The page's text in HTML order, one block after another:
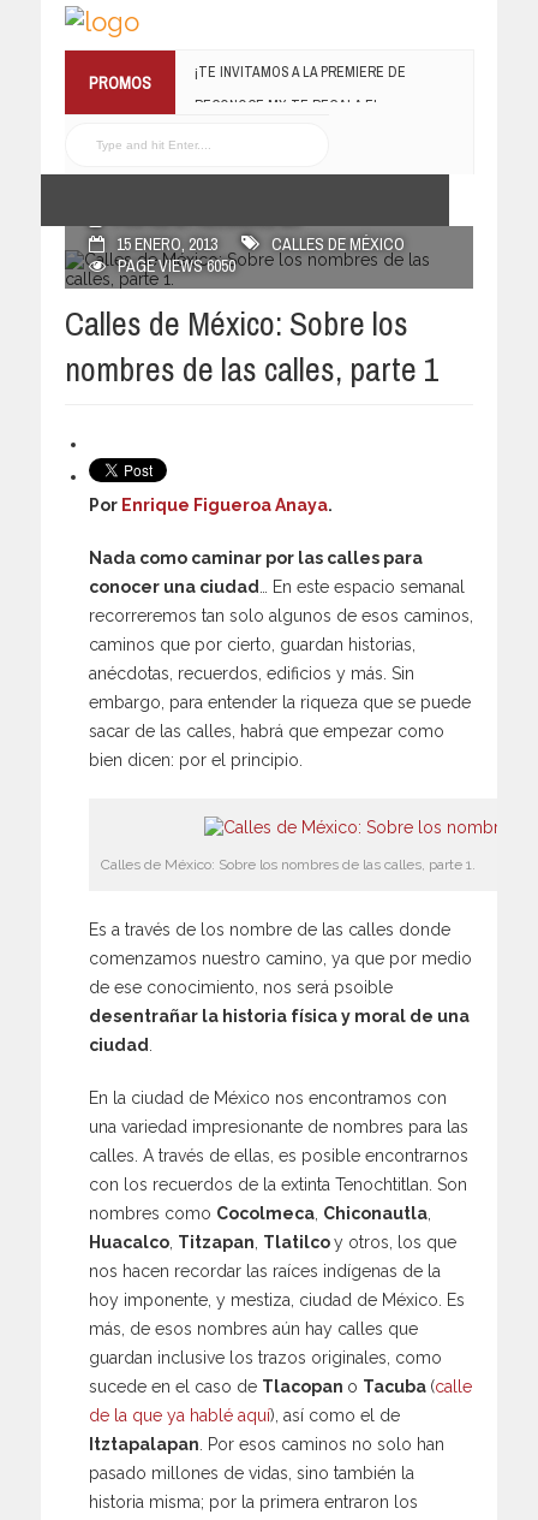
PROMOS
RECONOCE MX TE REGALA EL
15 ENERO, 2013
CALLES DE MÉXICO
PAGE VIEWS 6050
Calles de México: Sobre los
nombres de las calles, parte 1
Por Enrique Figueroa Anaya.
Nada como caminar por las calles para
conocer una ciudad
… En este espacio semanal
recorreremos tan solo algunos de esos caminos,
caminos que por cierto, guardan historias,
anécdotas, recuerdos, edificios y más. Sin
embargo, para entender la riqueza que se puede
sacar de las calles, habrá que empezar como
bien dicen: por el principio.
Calles de México: Sobre los nombres de las calles, parte 1.
Es a través de los nombre de las calles donde
comenzamos nuestro camino, ya que por medio
de ese conocimiento, nos será psoible
desentrañar la historia física y moral de una
ciudad
En la ciudad de México nos encontramos con
una variedad impresionante de nombres para las
calles. A través de ellas, es posible encontrarnos
con los recuerdos de la extinta Tenochtitlan. Son
nombres como Cocolmeca Chiconautla
Huacalco Titzapan Tlatilcoy otros, los que
nos hacen recordar las raíces indígenas de la
hoy imponente, y mestiza, ciudad de México. Es
más, de esos nombres aún hay calles que
guardan inclusive los trazos originales, como
sucede en el caso de Tlacopan o Tacuba (calle
de la que ya hablé aquí), así como el de
Itztapalapan . Por esos caminos no solo han
pasado millones de vidas, sino también la
historia misma; por la primera entraron los